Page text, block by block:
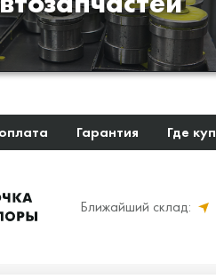
автомобиля
Гарантия Где
Ближайший склад: